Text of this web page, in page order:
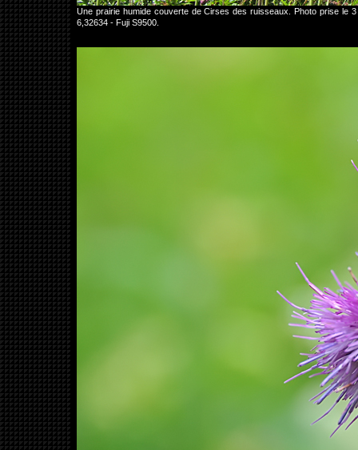
Une prairie humide couverte de Cirses des ruisseaux. Photo prise le
6,32634 - Fuji S9500.